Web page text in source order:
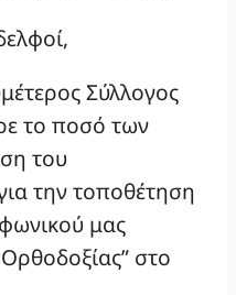
Σύλλογος
το ποσό των
του
την τοποθέτηση
μας
στο